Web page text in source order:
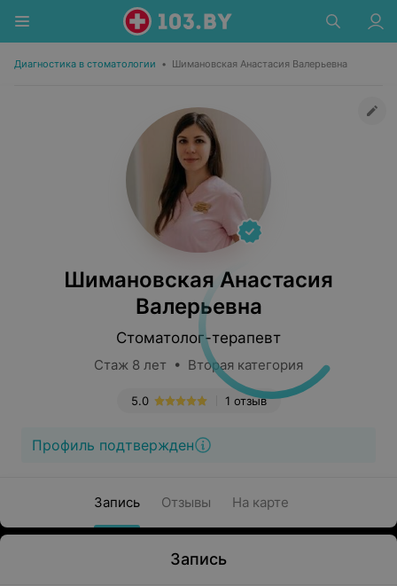
Диагностика в стоматологии • Шимановская Анастасия Валерьевна
Шимановская Анастасия
Валерьевна
Стоматолог-терапевт
Стаж 8 лет • Вторая категория
1 отзыв
5.0
Профиль подтвержден
Запись Отзывы На карте
Запись